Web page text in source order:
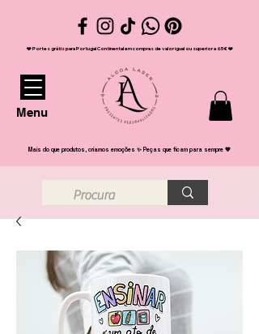
❤️ Portes grátis para Portugal Continental em compras de valor igual ou superior a 65€ ❤️
Menu
Mais do que produtos, criamos emoções ✨ Peças que ficam para sempre 💖